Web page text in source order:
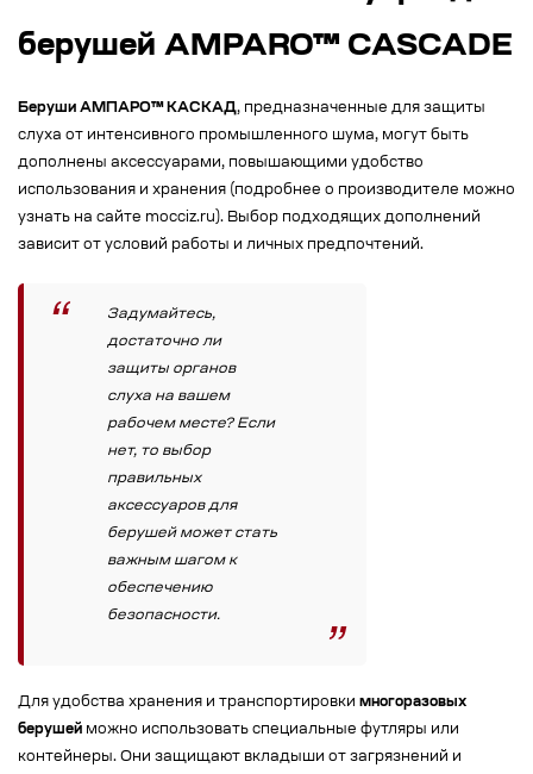
берушей AMPARO™ CASCADE
Беруши АМПАРО™ КАСКАД, предназначенные для защиты
слуха от интенсивного промышленного шума, могут быть
дополнены аксессуарами, повышающими удобство
использования и хранения (подробнее о производителе можно
узнать на сайте mocciz.ru). Выбор подходящих дополнений
зависит от условий работы и личных предпочтений.
Задумайтесь,
достаточно ли
защиты органов
слуха на вашем
рабочем месте? Если
нет, то выбор
правильных
аксессуаров для
берушей может стать
важным шагом к
обеспечению
безопасности.
Для удобства хранения и транспортировки многоразовых
берушей можно использовать специальные футляры или
контейнеры. Они защищают вкладыши от загрязнений и